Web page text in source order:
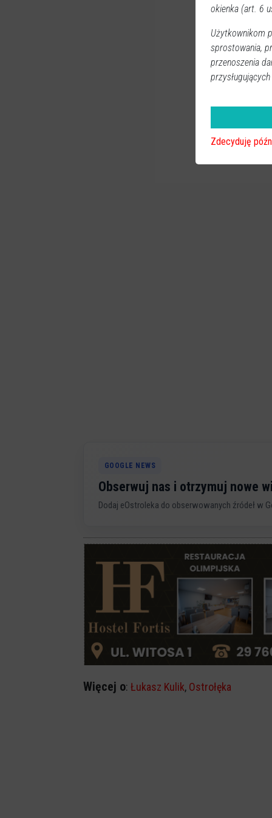
GOOGLE NEWS
Obserwuj nas i otrzymuj nowe
Dodaj eOstroleka do obserwowanych źródeł w
Więcej o: Łukasz Kulik, Ostrołęka
okienka (art. 6
Użytkownikom
sprostowania,
przenoszenia
Zdecyduję